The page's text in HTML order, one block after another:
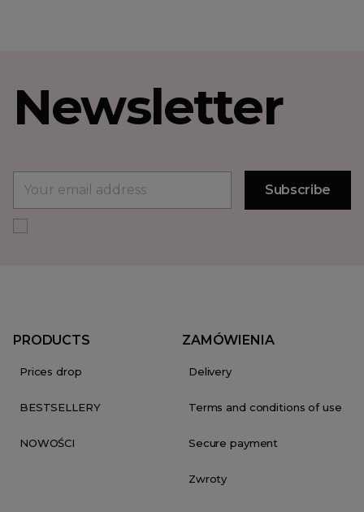
Newsletter
PRODUCTS
Prices drop
BESTSELLERY
NOWOŚCI
ZAMÓWIENIA
Delivery
Terms and conditions of use
Secure payment
Zwroty